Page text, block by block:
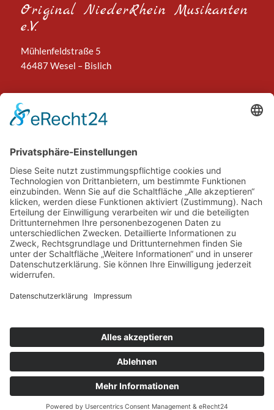
Original NiederRhein Musikanten
e.V.
Mühlenfeldstraße 5
46487 Wesel – Bislich
Kontakt
Telefon: 02859 – 901939
Mobil: 0173 – 8716724
E-Mail:kontakt@niederrhein-musikanten.de
Info
Links